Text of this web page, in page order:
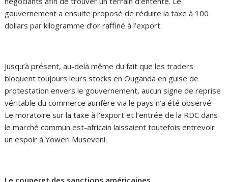
gouvernement a ensuite proposé de réduire la taxe à 100
dollars par kilogramme d’or raffiné à l’export.
Jusqu’à présent, au-delà même du fait que les traders
bloquent toujours leurs stocks en Ouganda en guise de
protestation envers le gouvernement, aucun signe de reprise
véritable du commerce aurifère via le pays n’a été observé.
Le moratoire sur la taxe à l’export et l’entrée de la RDC dans
le marché commun est-africain laissaient toutefois entrevoir
un espoir à Yoweri Museveni.
Le couperet des sanctions américaines